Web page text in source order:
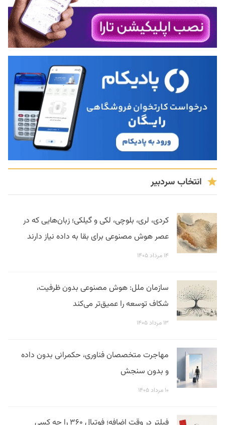
انتخاب سردبیر
کردی، لری، بلوچی، لکی و گیلکی؛ زبان‌هایی که در
عصر هوش مصنوعی برای بقا به داده نیاز دارند
۱۴ مرداد ۱۴۰۵
سازمان ملل: هوش مصنوعی بدون ظرفیت،
شکاف توسعه را عمیق‌تر می‌کند
۱۳ مرداد ۱۴۰۵
مهاجرت متخصصان فناوری، حکمرانی بدون داده
و بدون سنجش
۱۰ مرداد ۱۴۰۵